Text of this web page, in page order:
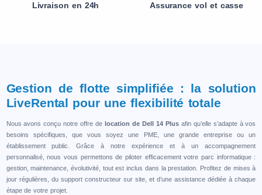
Livraison en 24h Assurance vol et casse
Gestion de flotte simplifiée : la solution
LiveRental pour une flexibilité totale
Nous avons conçu notre offre de location de Dell 14 Plusafin qu’elle s’adapte à vos
besoins spécifiques, que vous soyez une PME, une grande entreprise ou un
établissement public. Grâce à notre expérience et à un accompagnement
personnalisé, nous vous permettons de piloter efficacement votre parc informatique :
gestion, maintenance, évolutivité, tout est inclus dans la prestation. Profitez de mises à
jour régulières, du support constructeur sur site, et d’une assistance dédiée à chaque
étape de votre projet.